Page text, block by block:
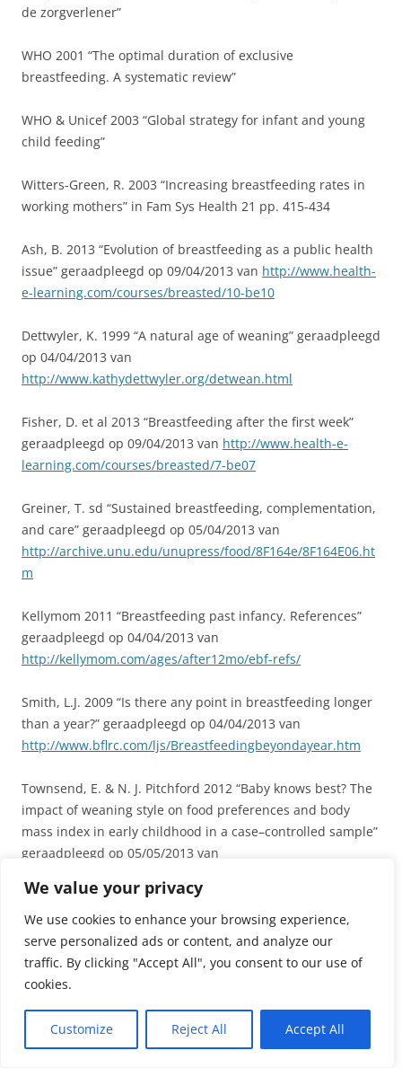
We value your privacy
We use cookies to enhance your browsing experience,
serve personalized ads or content, and analyze our
traffic. By clicking "Accept All", you consent to our use of
cookies.
Customize Reject All Accept All
de zorgverlener”
WHO 2001 “The optimal duration of exclusive
breastfeeding. A systematic review”
WHO & Unicef 2003 “Global strategy for infant and young
child feeding”
Witters-Green, R. 2003 “Increasing breastfeeding rates in
working mothers” in Fam Sys Health 21 pp. 415-434
Ash, B. 2013 “Evolution of breastfeeding as a public health
issue” geraadpleegd op 09/04/2013 van http://www.health-
e-learning.com/courses/breasted/10-be10
Dettwyler, K. 1999 “A natural age of weaning” geraadpleegd
op 04/04/2013 van
http://www.kathydettwyler.org/detwean.html
Fisher, D. et al 2013 “Breastfeeding after the first week”
geraadpleegd op 09/04/2013 van http://www.health-e-
learning.com/courses/breasted/7-be07
Greiner, T. sd “Sustained breastfeeding, complementation,
and care” geraadpleegd op 05/04/2013 van
http://archive.unu.edu/unupress/food/8F164e/8F164E06.ht
m
Kellymom 2011 “Breastfeeding past infancy. References”
geraadpleegd op 04/04/2013 van
http://kellymom.com/ages/after12mo/ebf-refs/
Smith, L.J. 2009 “Is there any point in breastfeeding longer
than a year?” geraadpleegd op 04/04/2013 van
http://www.bflrc.com/ljs/Breastfeedingbeyondayear.htm
Townsend, E. & N. J. Pitchford 2012 “Baby knows best? The
impact of weaning style on food preferences and body
mass index in early childhood in a case–controlled sample”
geraadpleegd op 05/05/2013 van
WHO 2013 “Global Strategy for Infant and Young Child
Feeding” geraadpleegd op 04/04/2013 van
http://www.who.int/nutrition/topics/global_strategy/en/ind
ex.html
Dit bericht werd geplaatst inAfbouwen Borstvoedingstips,kleuter
Maatschappelijke thema's,na het jaar,na zes maanden,peuteren